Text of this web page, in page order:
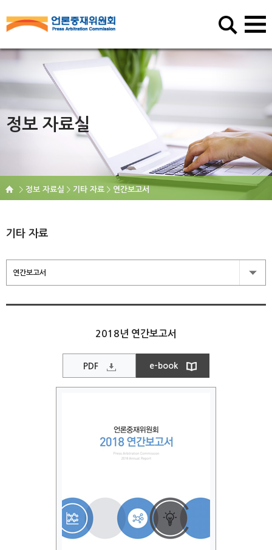
정보 자료실
정보 자료실 기타 자료 연간보고서
기타 자료
연간보고서
2018년 연간보고서
PDF e-book